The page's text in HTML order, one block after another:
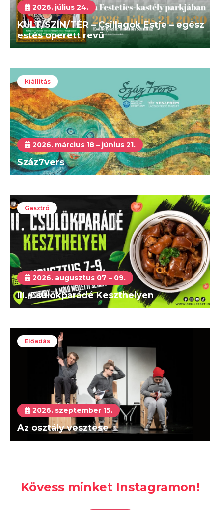
2026. július 24.
KULT/SZÍN/TÉR – Csillagok Estje – egész
estés operett revü
Kiállítás
2026. március 18 – június 21.
Száz7vers
Gasztró
2026. augusztus 07 – 09.
III. Csülökparádé Keszthelyen
Előadás
2026. szeptember 15.
Az osztály vesztese
Kövess minket Instagramon!